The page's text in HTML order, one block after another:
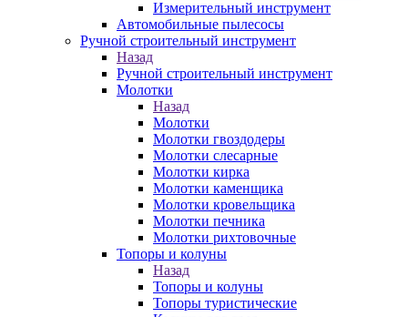
Измерительный инструмент
Автомобильные пылесосы
Ручной строительный инструмент
Назад
Ручной строительный инструмент
Молотки
Назад
Молотки
Молотки гвоздодеры
Молотки слесарные
Молотки кирка
Молотки каменщика
Молотки кровельщика
Молотки печника
Молотки рихтовочные
Топоры и колуны
Назад
Топоры и колуны
Топоры туристические